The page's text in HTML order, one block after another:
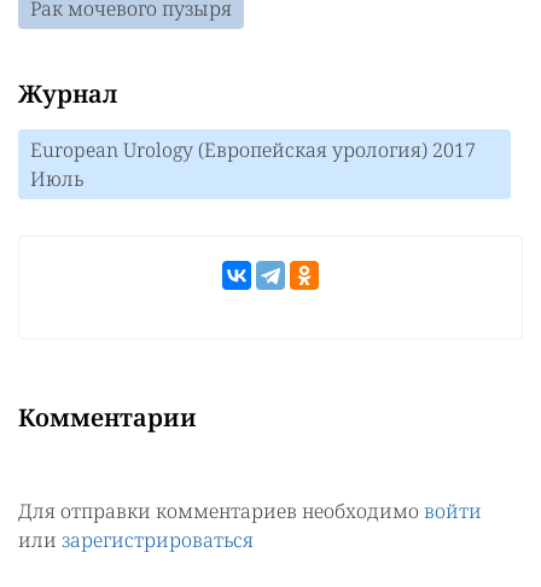
Рак мочевого пузыря
Журнал
European Urology (Европейская урология) 2017
Июль
Комментарии
Для отправки комментариев необходимо войти
или зарегистрироваться